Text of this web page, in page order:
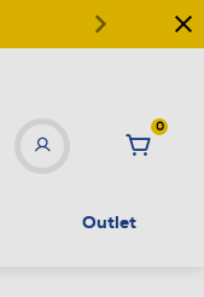
0
Outlet